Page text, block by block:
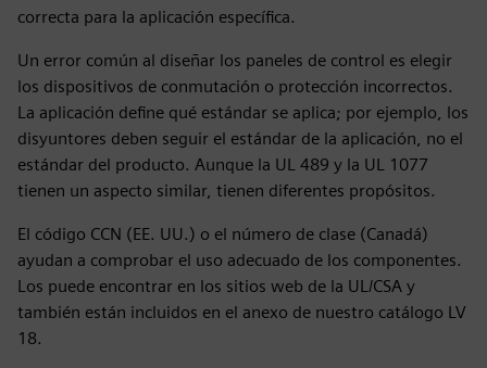
correcta para la aplicación específica.
Un error común al diseñar los paneles de control es elegir
los dispositivos de conmutación o protección incorrectos.
La aplicación define qué estándar se aplica; por ejemplo, los
disyuntores deben seguir el estándar de la aplicación, no el
estándar del producto. Aunque la UL 489 y la UL 1077
tienen un aspecto similar, tienen diferentes propósitos.
El código CCN (EE. UU.) o el número de clase (Canadá)
ayudan a comprobar el uso adecuado de los componentes.
Los puede encontrar en los sitios web de la UL/CSA y
también están incluidos en el anexo de nuestro catálogo LV
18.